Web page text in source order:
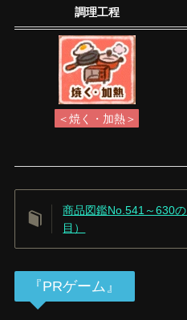
調理工程
＜焼く・加熱＞
商品図鑑No.541～630
目）
『PRゲーム』